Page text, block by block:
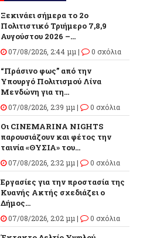
Ξεκινάει σήμερα το 2ο
Πολιτιστικό Τριήμερο 7,8,9
Αυγούστου 2026 –...
07/08/2026, 2:44 μμ | 0 σχόλια
“Πράσινο φως” από την
Υπουργό Πολιτισμού Λίνα
Μενδώνη για τη...
07/08/2026, 2:39 μμ | 0 σχόλια
Οι CINEMARINA NIGHTS
παρουσιάζουν και φέτος την
ταινία «ΘΥΣΙΑ» του...
07/08/2026, 2:32 μμ | 0 σχόλια
Εργασίες για την προστασία της
Κυανής Ακτής σχεδιάζει ο
Δήμος...
07/08/2026, 2:02 μμ | 0 σχόλια